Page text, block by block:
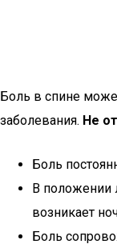
Боль в спине
заболевания. Не
Боль
В положении
возникает
Боль